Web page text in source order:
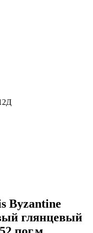
Byzantine
глянцевый